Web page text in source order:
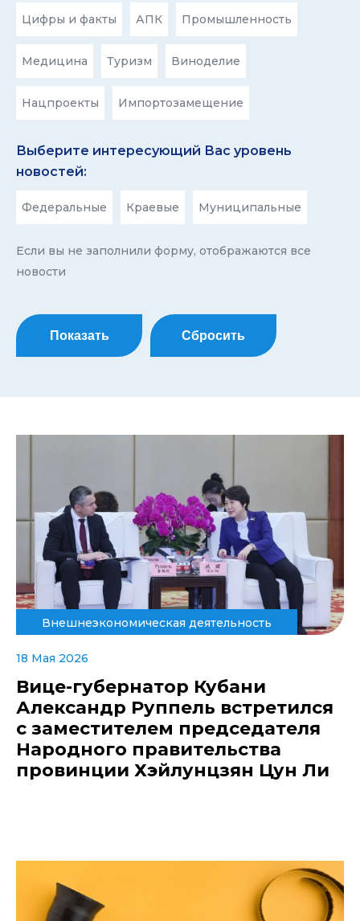
Цифры и факты АПК Промышленность
Медицина Туризм Виноделие
Нацпроекты Импортозамещение
Выберите интересующий Вас уровень
новостей:
Федеральные Краевые Муниципальные
Если вы не заполнили форму, отображаются все
новости
Показать Сбросить
Внешнеэкономическая деятельность
18 Мая 2026
Вице-губернатор Кубани
Александр Руппель встретился
с заместителем председателя
Народного правительства
провинции Хэйлунцзян Цун Ли